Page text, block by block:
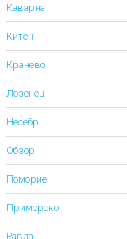
Каварна
Китен
Кранево
Лозенец
Несебр
Обзор
Поморие
Приморско
Равда